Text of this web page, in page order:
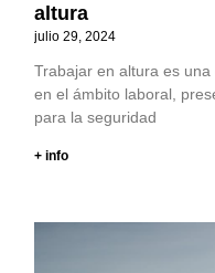
altura
julio 29, 2024
Trabajar en altura es
en el ámbito laboral,
para la seguridad
+ info